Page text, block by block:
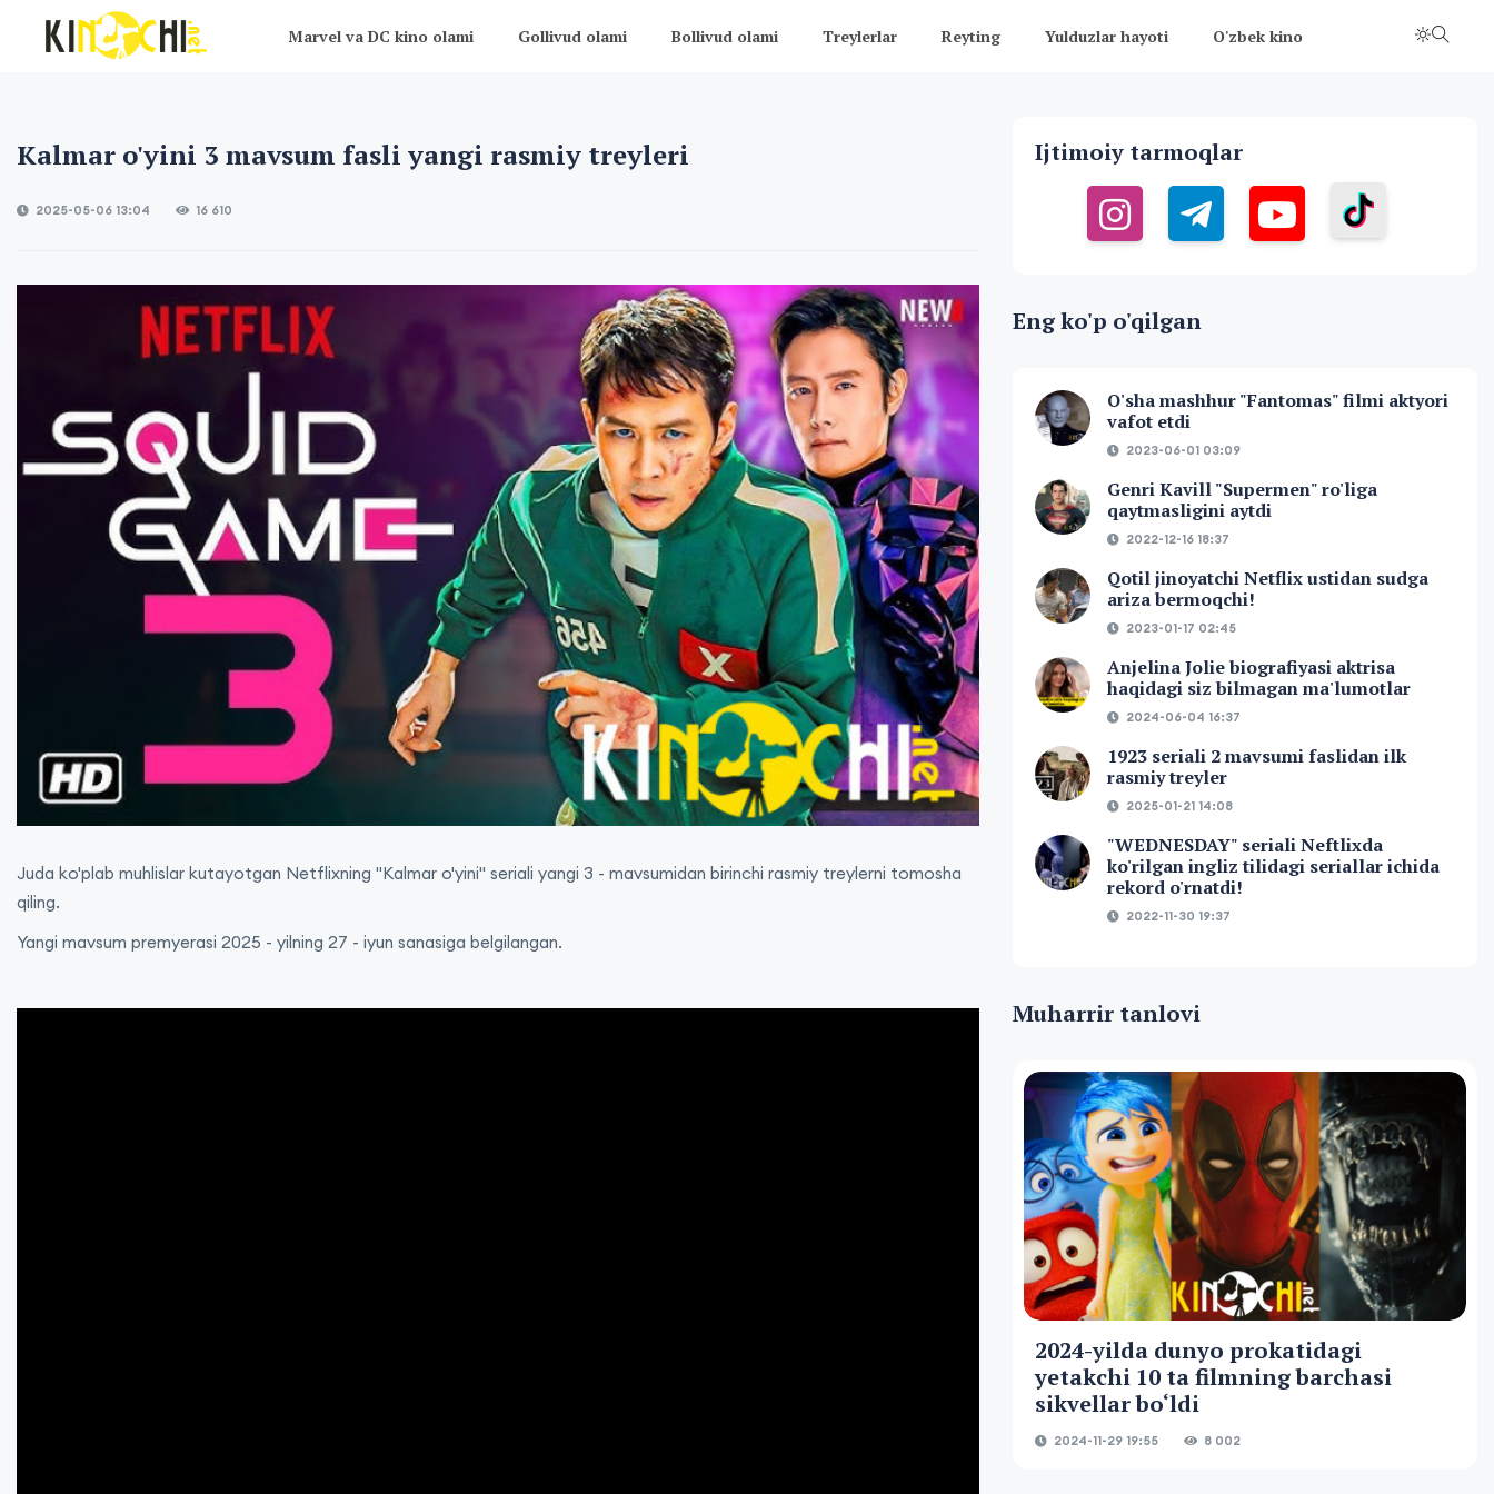
Marvel va DC kino olami Gollivud olami Bollivud olami Treylerlar Reyting Yulduzlar hayoti O'zbek kino
Kalmar o'yini 3 mavsum fasli yangi rasmiy treyleri
2025-05-06 13:04 16 610
Juda ko'plab muhlislar kutayotgan Netflixning "Kalmar o'yini" seriali yangi 3 - mavsumidan birinchi rasmiy treylerni tomosha
qiling.
Yangi mavsum premyerasi 2025 - yilning 27 - iyun sanasiga belgilangan.
Ijtimoiy tarmoqlar
Eng ko'p o'qilgan
O'sha mashhur "Fantomas" filmi aktyori
vafot etdi
2023-06-01 03:09
Genri Kavill "Supermen" ro'liga
qaytmasligini aytdi
2022-12-16 18:37
Qotil jinoyatchi Netflix ustidan sudga
ariza bermoqchi!
2023-01-17 02:45
Anjelina Jolie biografiyasi aktrisa
haqidagi siz bilmagan ma'lumotlar
2024-06-04 16:37
1923 seriali 2 mavsumi faslidan ilk
rasmiy treyler
2025-01-21 14:08
"WEDNESDAY" seriali Neftlixda
ko'rilgan ingliz tilidagi seriallar ichida
rekord o'rnatdi!
2022-11-30 19:37
Muharrir tanlovi
2024-yilda dunyo prokatidagi
yetakchi 10 ta filmning barchasi
sikvellar bo‘ldi
2024-11-29 19:55 8 002